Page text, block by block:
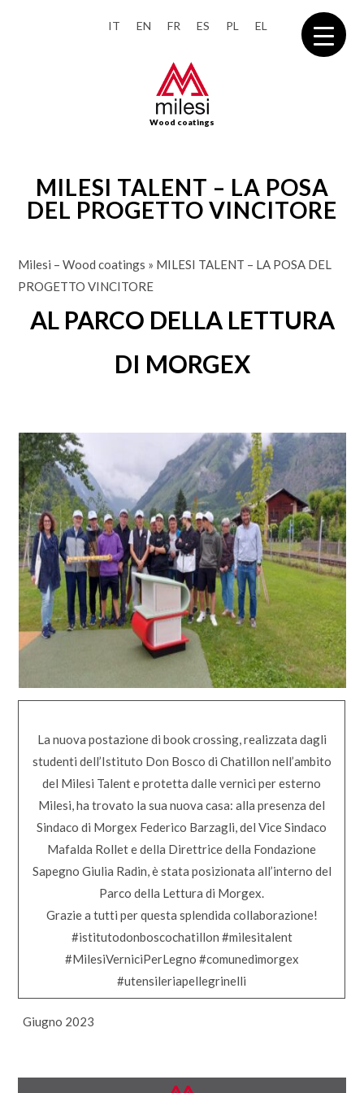
IT EN FR ES PL EL
Wood coatings
MILESI TALENT – LA POSA
DEL PROGETTO VINCITORE
Milesi – Wood coatings » MILESI TALENT – LA POSA DEL
PROGETTO VINCITORE
AL PARCO DELLA LETTURA
DI MORGEX
La nuova postazione di book crossing, realizzata dagli
studenti dell’Istituto Don Bosco di Chatillon nell’ambito
del Milesi Talent e protetta dalle vernici per esterno
Milesi, ha trovato la sua nuova casa: alla presenza del
Sindaco di Morgex Federico Barzagli, del Vice Sindaco
Mafalda Rollet e della Direttrice della Fondazione
Sapegno Giulia Radin, è stata posizionata all’interno del
Parco della Lettura di Morgex.
Grazie a tutti per questa splendida collaborazione!
#istitutodonboscochatillon #milesitalent
#MilesiVerniciPerLegno #comunedimorgex
#utensileriapellegrinelli
Giugno 2023